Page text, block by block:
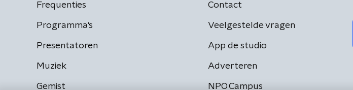
Frequenties
Programma's
Presentatoren
Muziek
Gemist
Contact
Veelgestelde vragen
App de studio
Adverteren
NPO Campus